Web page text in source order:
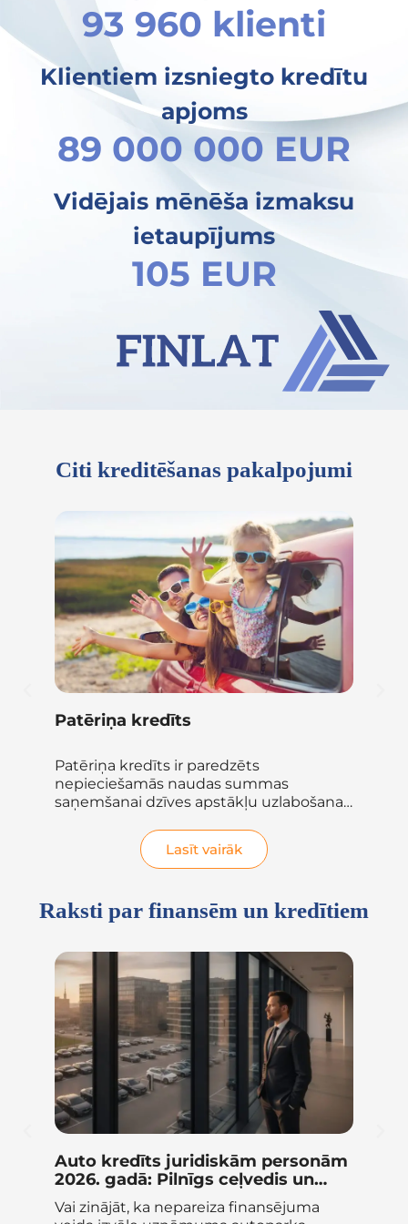
93 960 klienti
Klientiem izsniegto kredītu
apjoms
89 000 000 EUR
Vidējais mēnēša izmaksu
ietaupījums
105 EUR
Citi kreditēšanas pakalpojumi
Patēriņa kredīts
Patēriņa kredīts ir paredzēts
nepieciešamās naudas summas
saņemšanai dzīves apstākļu uzlabošanai,
Lasīt vairāk
Raksti par finansēm un kredītiem
Auto kredīts juridiskām personām
2026. gadā: Pilnīgs ceļvedis un
salīdzinājums
Vai zinājāt, ka nepareiza finansējuma